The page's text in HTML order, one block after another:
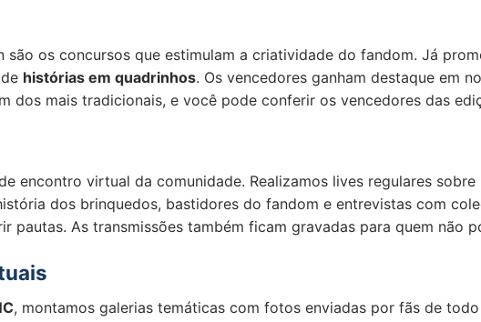
são os concursos que estimulam a criatividade do fandom. Já
histórias em quadrinhos. Os vencedores ganham destaque em
dos mais tradicionais, e você pode conferir os vencedores das
encontro virtual da comunidade. Realizamos lives regulares
dos brinquedos, bastidores do fandom e entrevistas com
pautas. As transmissões também ficam gravadas para quem não
, montamos galerias temáticas com fotos enviadas por fãs de